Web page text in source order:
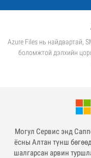
Azure Files нь найдвартай,
боломжтой дэлхийн
Могул Сервис энд
ёсны Алтан түнш
шалгарсан арвин